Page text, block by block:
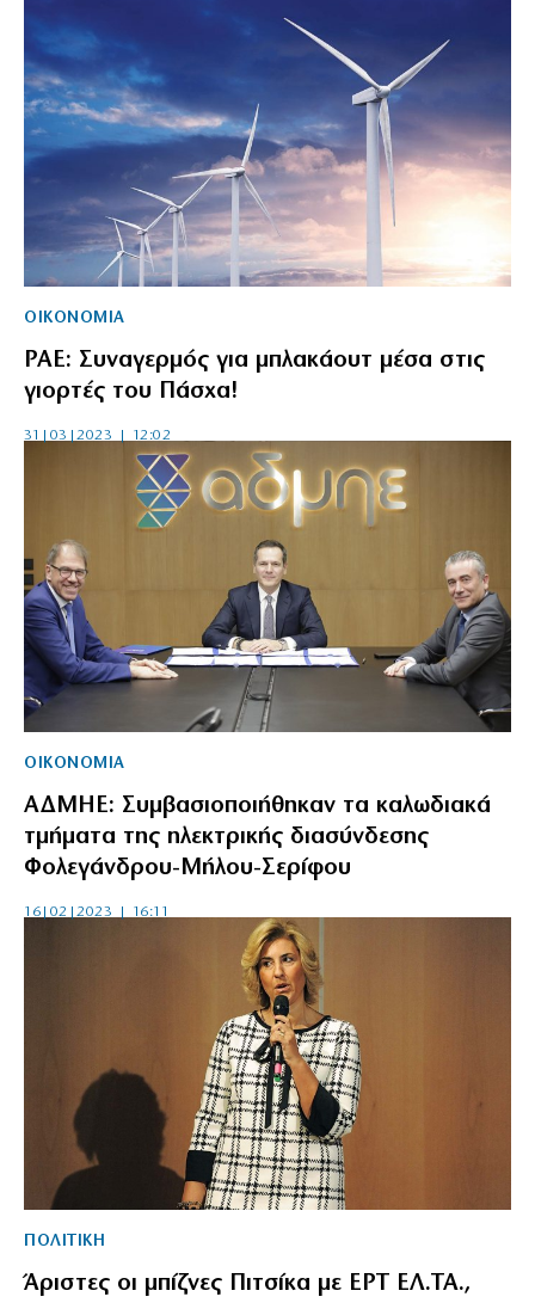
ΟΙΚΟΝΟΜΙΑ
ΡΑΕ: Συναγερμός για μπλακάουτ μέσα στις
γιορτές του Πάσχα!
31|03|2023 | 12:02
ΟΙΚΟΝΟΜΙΑ
ΑΔΜΗΕ: Συμβασιοποιήθηκαν τα καλωδιακά
τμήματα της ηλεκτρικής διασύνδεσης
Φολεγάνδρου-Μήλου-Σερίφου
16|02|2023 | 16:11
ΠΟΛΙΤΙΚΗ
Άριστες οι μπίζνες Πιτσίκα με ΕΡΤ ΕΛ.ΤΑ.,